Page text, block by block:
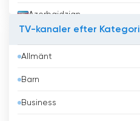
Azerbajdzjan
Bangladesh
Barbados
Belgien
TV-kanaler efter Kategori
Allmänt
Barn
Business